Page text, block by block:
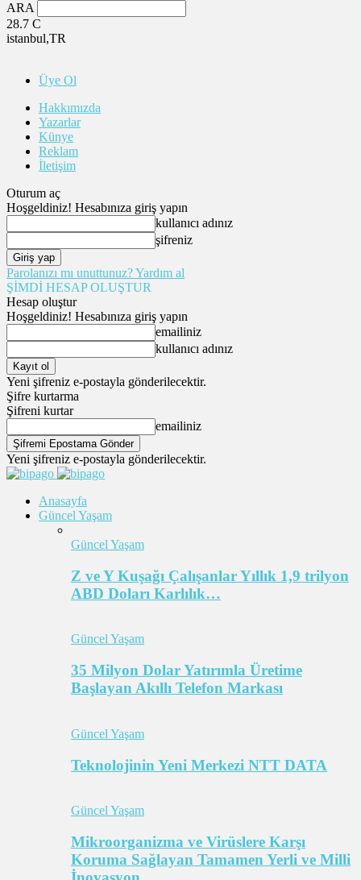
ARA
28.7 C
istanbul,TR
Üye Ol
Hakkımızda
Yazarlar
Künye
Reklam
İletişim
Oturum aç
Hoşgeldiniz! Hesabınıza giriş yapın
kullanıcı adınız
şifreniz
Parolanızı mı unuttunuz? Yardım al
ŞİMDİ HESAP OLUŞTUR
Hesap oluştur
Hoşgeldiniz! Hesabınıza giriş yapın
emailiniz
kullanıcı adınız
Yeni şifreniz e-postayla gönderilecektir.
Şifre kurtarma
Şifreni kurtar
emailiniz
Yeni şifreniz e-postayla gönderilecektir.
Anasayfa
Güncel Yaşam
Güncel Yaşam
Z ve Y Kuşağı Çalışanlar Yıllık 1,9 trilyon
ABD Doları Karlılık…
Güncel Yaşam
35 Milyon Dolar Yatırımla Üretime
Başlayan Akıllı Telefon Markası
Güncel Yaşam
Teknolojinin Yeni Merkezi NTT DATA
Güncel Yaşam
Mikroorganizma ve Virüslere Karşı
Koruma Sağlayan Tamamen Yerli ve Milli